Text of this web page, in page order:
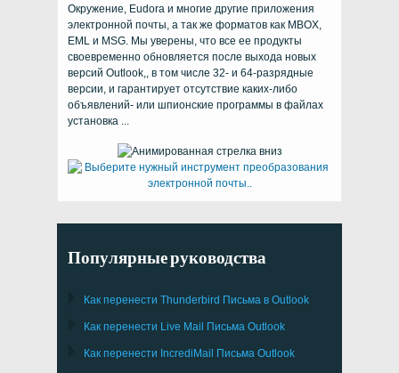
Окружение, Eudora и многие другие приложения
электронной почты, а так же форматов как MBOX,
EML и MSG. Мы уверены, что все ее продукты
своевременно обновляется после выхода новых
версий Outlook,, в том числе 32- и 64-разрядные
версии, и гарантирует отсутствие каких-либо
объявлений- или шпионские программы в файлах
установка ...
Популярные руководства
Как перенести Thunderbird Письма в Outlook
Как перенести Live Mail Письма Outlook
Как перенести IncrediMail Письма Outlook